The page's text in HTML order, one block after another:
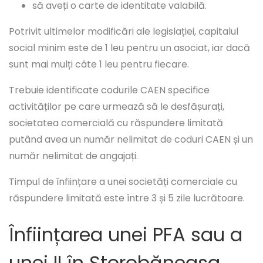
să aveți o carte de identitate valabilă.
Potrivit ultimelor modificări ale legislației, capitalul
social minim este de 1 leu pentru un asociat, iar dacă
sunt mai mulți câte 1 leu pentru fiecare.
Trebuie identificate codurile CAEN specifice
activităților pe care urmează să le desfășurați,
societatea comercială cu răspundere limitată
putând avea un număr nelimitat de coduri CAEN și un
număr nelimitat de angajați.
Timpul de înființare a unei societăți comerciale cu
răspundere limitată este între 3 și 5 zile lucrătoare.
Înființarea unei PFA sau a